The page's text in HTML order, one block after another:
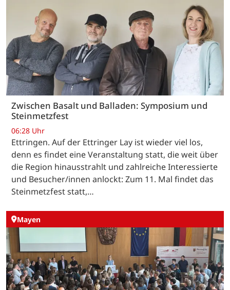
Zwischen Basalt und Balladen: Symposium und
Steinmetzfest
06:28 Uhr
Ettringen. Auf der Ettringer Lay ist wieder viel los,
denn es findet eine Veranstaltung statt, die weit über
die Region hinausstrahlt und zahlreiche Interessierte
und Besucher/innen anlockt: Zum 11. Mal findet das
Steinmetzfest statt,…
Mayen